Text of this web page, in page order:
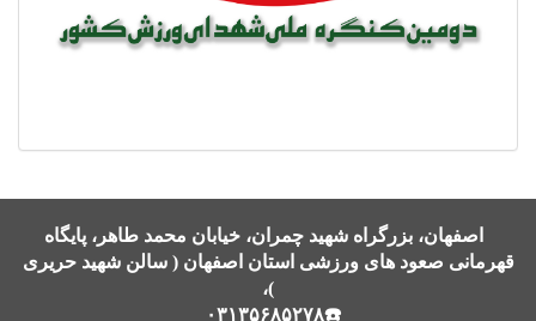
اصفهان، بزرگراه شهید چمران، خیابان محمد طاهر، پایگاه
قهرمانی صعود های ورزشی استان اصفهان ( سالن شهید حریری
)،
☎️۰۳۱۳۵۶۸۵۲۷۸